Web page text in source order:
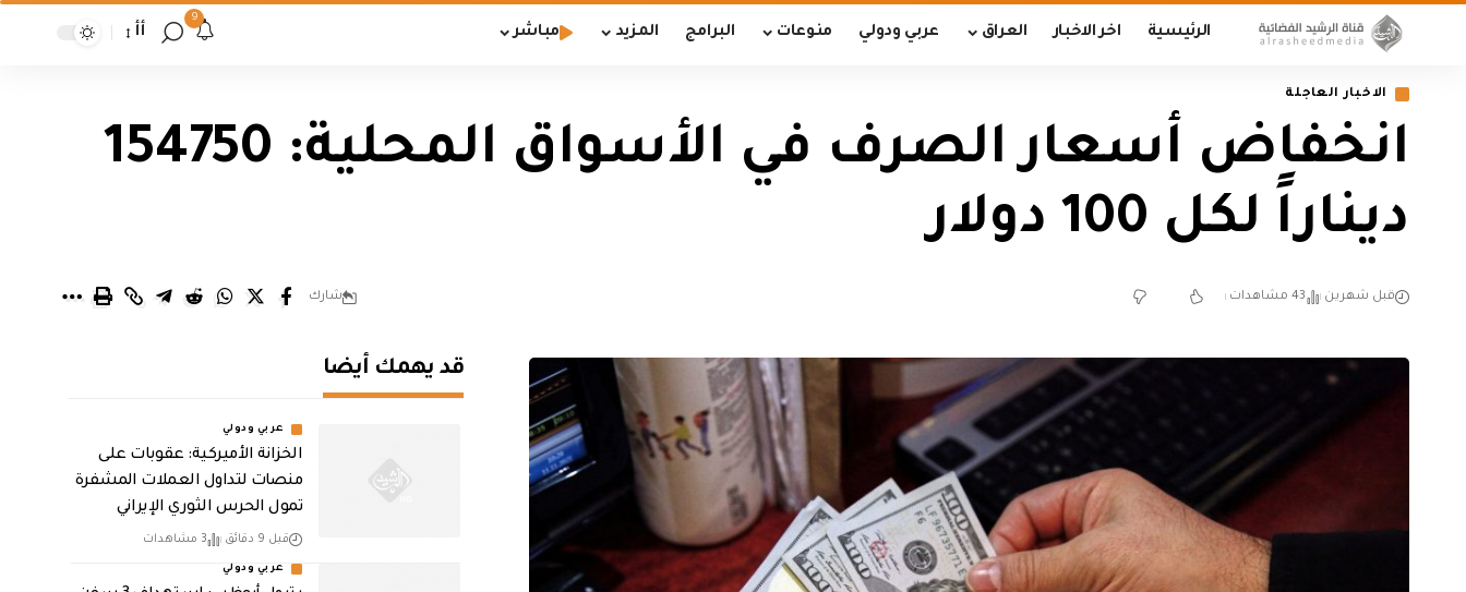
الرئيسية اخر الاخبار العراق عربي ودولي منوعات البرامج المزيد مباشر
9
أأ
الاخبار العاجلة
انخفاض أسعار الصرف في الأسواق المحلية: 154750
ديناراً لكل 100 دولار
قبل شهرين 43 مشاهدات شارك
قد يهمك أيضا
عربي ودولي
الخزانة الأميركية: عقوبات على
منصات لتداول العملات المشفرة
تمول الحرس الثوري الإيراني
قبل 9 دقائق 3 مشاهدات
عربي ودولي